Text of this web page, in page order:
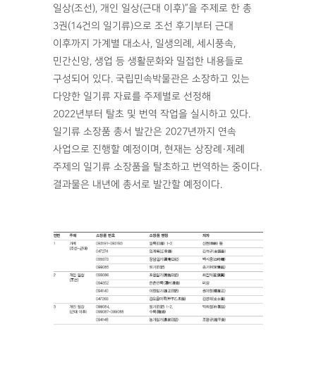
일상(조선), 개인 일상(근대 이후)”을 주제로 한 총
3권(14건의 일기류)으로 조선 후기부터 근대
이후까지 가계별 대소사, 일생의례, 세시풍속,
민간신앙, 생업 등 생활문화와 밀접한 내용들로
구성되어 있다. 국립민속박물관은 소장하고 있는
다양한 일기류 자료를 주제별로 선정해
2022년부터 탈초 및 번역 작업을 실시하고 있다.
일기류 소장품 총서 발간은 2027년까지 연속
사업으로 진행할 예정이며, 현재는 상장례·제례
주제의 일기류 소장품을 탈초하고 번역하는 중이다.
결과물은 내년에 총서로 발간할 예정이다.